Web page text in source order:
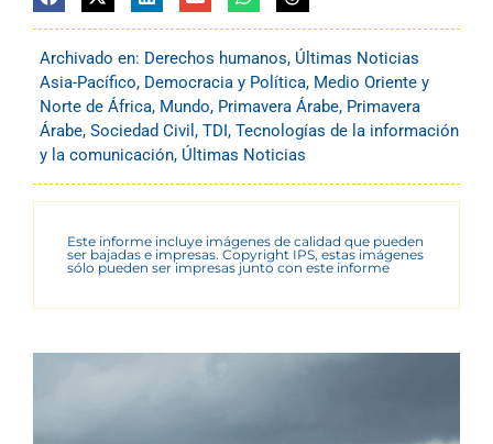
Archivado en: Derechos humanos, Últimas Noticias
Asia-Pacífico, Democracia y Política, Medio Oriente y
Norte de África, Mundo, Primavera Árabe, Primavera
Árabe, Sociedad Civil , TDI , Tecnologías de la información
y la comunicación, Últimas Noticias
Este informe incluye imágenes de calidad que pueden
ser bajadas e impresas. Copyright IPS, estas imágenes
sólo pueden ser impresas junto con este informe